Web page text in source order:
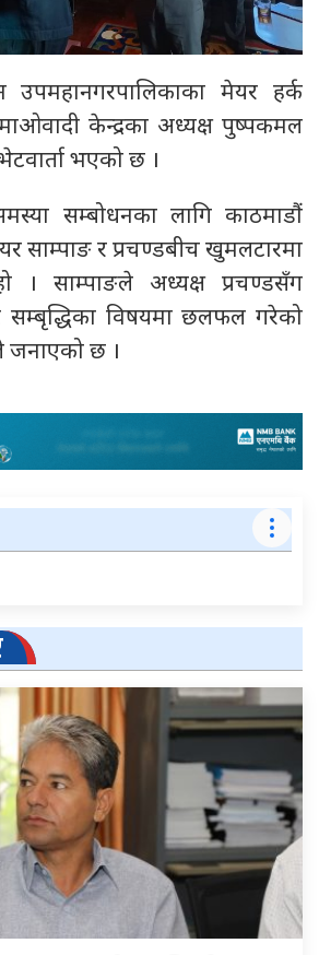
उपमहानगरपालिकाका मेयर हर्क
केन्द्रका अध्यक्ष पुष्पकमल
भएको छ ।
सम्बोधनका लागि काठमाडौं
साम्पाङ र प्रचण्डबीच खुमलटारमा
। साम्पाङले अध्यक्ष प्रचण्डसँग
सम्बृद्धिका विषयमा छलफल गरेको
जनाएको छ ।